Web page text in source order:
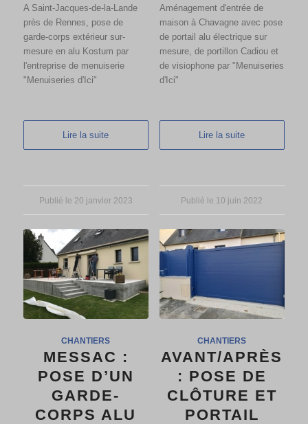
A Saint-Jacques-de-la-Lande
près de Rennes, pose de
garde-corps extérieur sur-
mesure en alu Kostum par
l'entreprise de menuiserie
"Menuiseries d'Ici"
Lire la suite
Publié le 20 janvier 2023
Aménagement d'entrée de
maison à Chavagne avec pose
de portail alu électrique sur
mesure, de portillon Cadiou et
de visiophone par "Menuiseries
d'Ici"
Lire la suite
Publié le 10 juin 2022
CHANTIERS
MESSAC :
POSE D’UN
GARDE-
CORPS ALU
CHANTIERS
AVANT/APRÈS
: POSE DE
CLÔTURE ET
PORTAIL